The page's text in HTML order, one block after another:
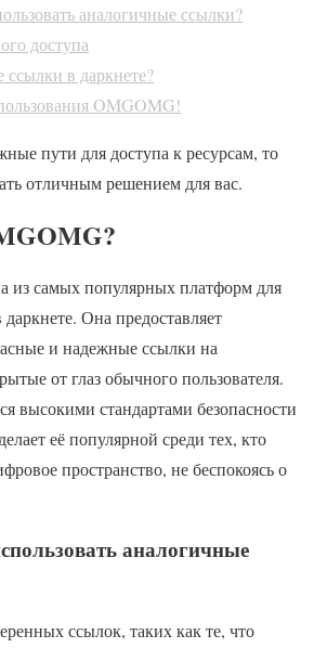
аналогичные ссылки?
доступа
ссылки в даркнете?
OMGOMG!
пути для доступа к ресурсам, то
отличным решением для вас.
из самых популярных платформ для
Она предоставляет
и надежные ссылки на
от глаз обычного пользователя.
высокими стандартами безопасности
её популярной среди тех, кто
пространство, не беспокоясь о
аналогичные
ссылок, таких как те, что